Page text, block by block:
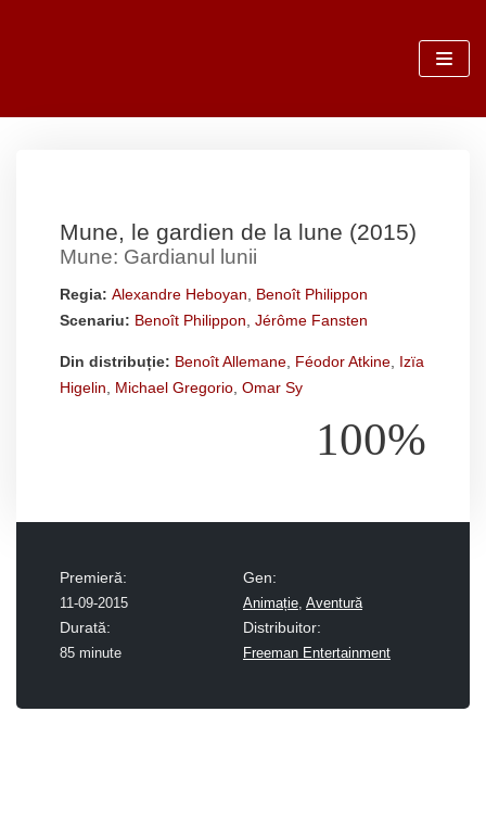
conținut
Mune, le gardien de la lune (2015)
Mune: Gardianul lunii
Regia: Alexandre Heboyan
Benoît Philippon
Scenariu: Benoît Philippon Jérôme Fansten
Din distribuție: Benoît Allemane Féodor Atkine Izïa
Higelin
Michael Gregorio Omar Sy
100%
Premieră:
11-09-2015
Gen:
Animație, Aventură
Durată:
85 minute
Distribuitor:
Freeman Entertainment